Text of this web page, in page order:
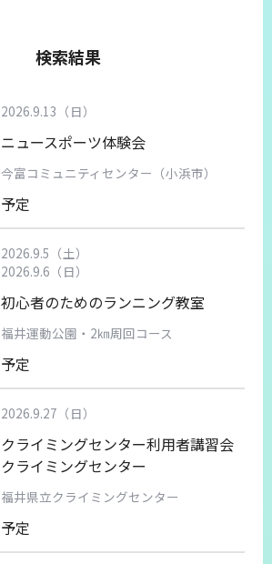
検索結果
2026.9.13（日）
ニュースポーツ体験会
今富コミュニティセンター（小浜市）
予定
2026.9.5（土）
2026.9.6（日）
初心者のためのランニング教室
福井運動公園・2㎞周回コース
予定
2026.9.27（日）
クライミングセンター利用者講習会
クライミングセンター
福井県立クライミングセンター
予定